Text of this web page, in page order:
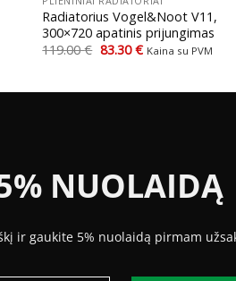
Radiatorius Vogel&Noot V11,
300×720 apatinis prijungimas
119.00€ Original
83.30€Current
Kaina su PVM
NUOLAIDĄ
ir gaukite 5% nuolaidą pirmam